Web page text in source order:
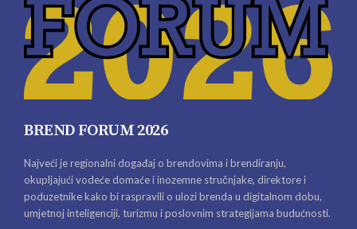
BREND FORUM 2026
Najveći je regionalni događaj o brendovima i brendiranju,
okupljajući vodeće domaće i inozemne stručnjake, direktore i
poduzetnike kako bi raspravili o ulozi brenda u digitalnom dobu,
umjetnoj inteligenciji, turizmu i poslovnim strategijama budućnosti.